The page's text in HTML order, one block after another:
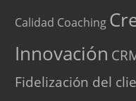
Calidad Coaching
Innovación
Fidelización del